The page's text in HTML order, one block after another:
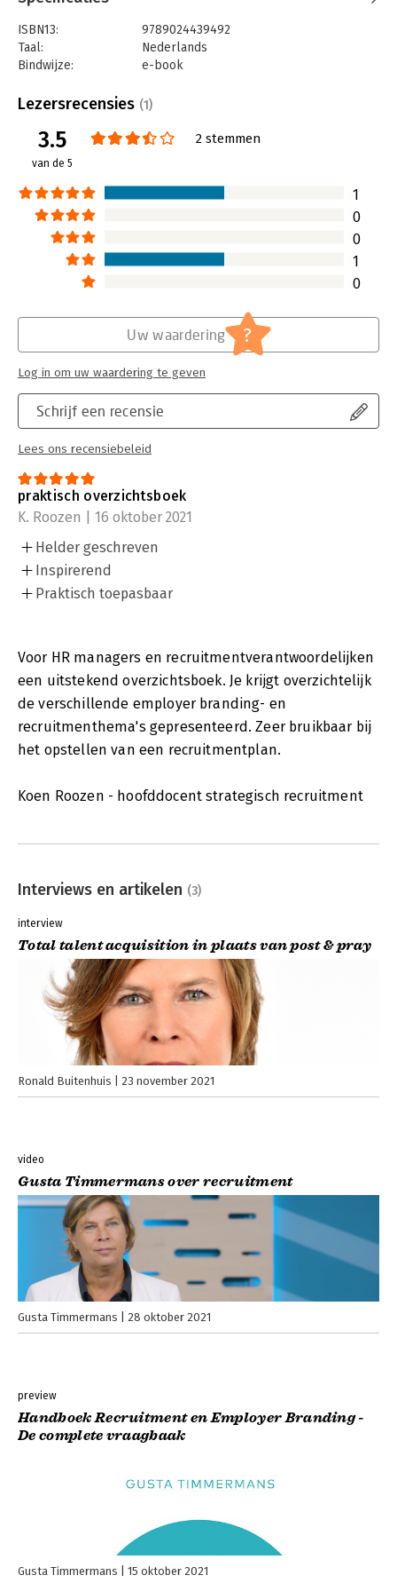
ISBN13:
9789024439492
Taal:
Nederlands
Bindwijze:
e-book
Bestandsformaat:
epub
Uitgever:
Boom
Verschijningsdatum:
Hoofdrubriek:
Lezersrecensies (1)
3.5
van de 5
2 stemmen
1
0
0
1
0
Schrijf een recensie
Lees ons recensiebeleid
Uw waardering ?
Log in om uw waardering te geven
praktisch overzichtsboek
K. Roozen | 16 oktober 2021
Helder geschreven
Inspirerend
Praktisch toepasbaar
Voor HR managers en recruitmentverantwoordelijken
een uitstekend overzichtsboek. Je krijgt overzichtelijk
de verschillende employer branding- en
recruitmenthema's gepresenteerd. Zeer bruikbaar bij
het opstellen van een recruitmentplan.
Koen Roozen - hoofddocent strategisch recruitment
Interviews en artikelen (3)
interview
Total talent acquisition in plaats van post & pray
Ronald Buitenhuis 23 november 2021
video
Gusta Timmermans over recruitment
Gusta Timmermans 28 oktober 2021
preview
Handboek Recruitment en Employer Branding -
De complete vraagbaak
Gusta Timmermans 15 oktober 2021